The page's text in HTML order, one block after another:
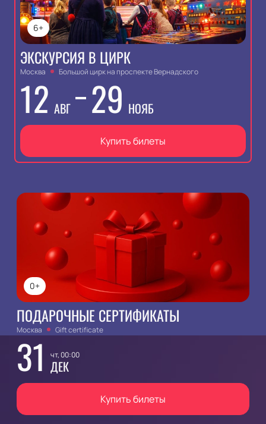
6+
ЭКСКУРСИЯ В ЦИРК
Москва Большой цирк на проспекте Вернадского
12 АВГ 29 НОЯБ
Купить билеты
0+
ПОДАРОЧНЫЕ СЕРТИФИКАТЫ
Москва Gift certificate
31 чт, 00:00
ДЕК
Купить билеты